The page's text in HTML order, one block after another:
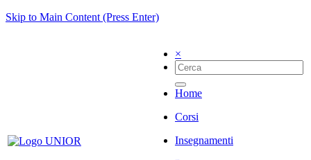
Skip to Main Content (Press Enter)
×
Home
Corsi
Insegnamenti